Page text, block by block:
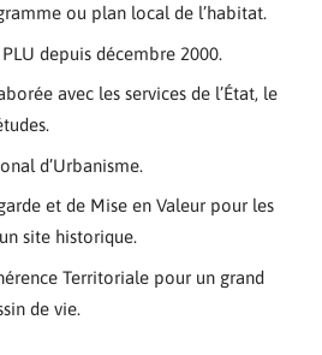
ou plan local de l’habitat.
depuis décembre 2000.
avec les services de l’État, le
d’Urbanisme.
et de Mise en Valeur pour les
site historique.
Territoriale pour un grand
de vie.